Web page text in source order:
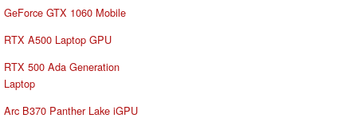
GeForce GTX 1060 Mobile
RTX A500 Laptop GPU
RTX 500 Ada Generation
Laptop
Arc B370 Panther Lake iGPU